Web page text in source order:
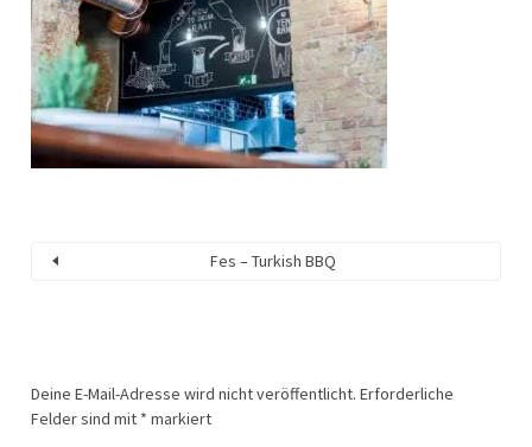
Fes – Turkish BBQ
Deine E-Mail-Adresse wird nicht veröffentlicht. Erforderliche
Felder sind mit * markiert